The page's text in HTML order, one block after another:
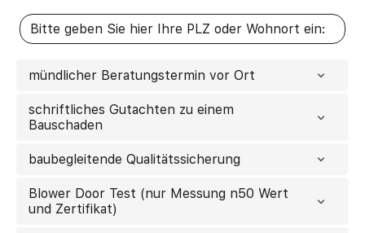
mündlicher Beratungstermin vor Ort
schriftliches Gutachten zu einem
Bauschaden
baubegleitende Qualitätssicherung
Blower Door Test (nur Messung n50 Wert
und Zertifikat)